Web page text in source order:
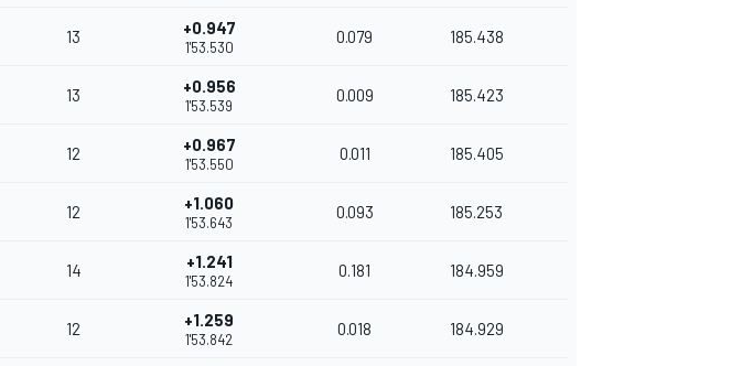
13 +0.947
1'53.530
0.079 185.438
13 +0.956
1'53.539
0.009 185.423
12 +0.967
1'53.550
0.011 185.405
12 +1.060
1'53.643
0.093 185.253
14 +1.241
1'53.824
0.181 184.959
12 +1.259
1'53.842
0.018 184.929